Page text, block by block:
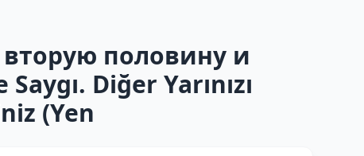
половину и
Diğer Yarınızı
(Yen